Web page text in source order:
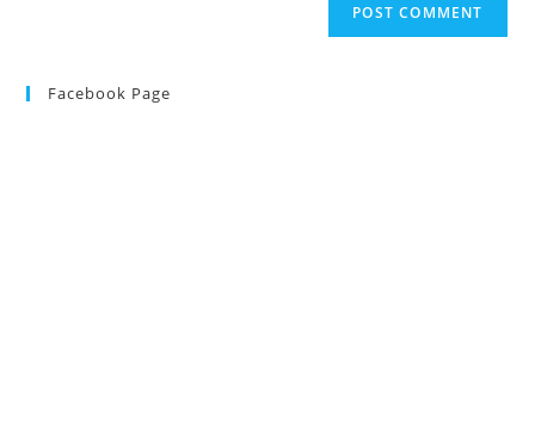
Facebook Page